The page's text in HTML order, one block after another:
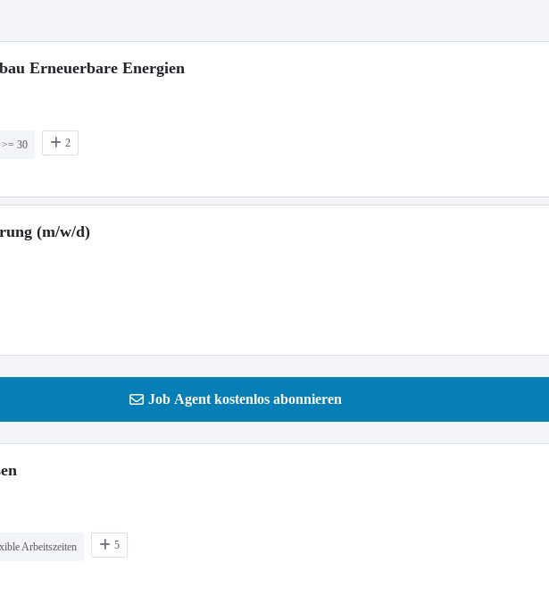
Erneuerbare Energien
30 2
(m/w/d)
Job Agent kostenlos abonnieren
Arbeitszeiten 5